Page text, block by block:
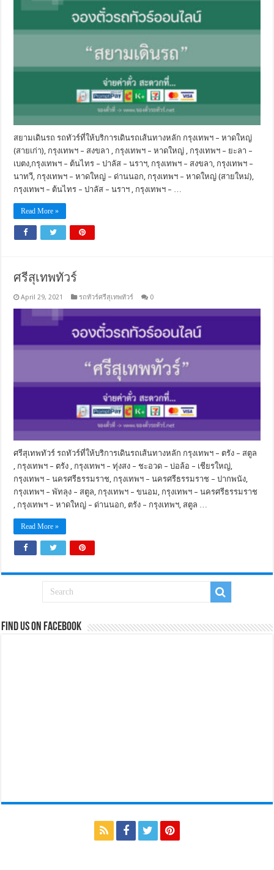
สยามเดินรถ รถทัวร์ที่ให้บริการเดินรถเส้นทางหลัก กรุงเทพฯ – หาดใหญ่
(สายเก่า), กรุงเทพฯ – สงขลา , กรุงเทพฯ – หาดใหญ่ , กรุงเทพฯ – ยะลา –
เบตง,กรุงเทพฯ – ต้นไทร – ปาลัส – นราฯ, กรุงเทพฯ – สงขลา, กรุงเทพฯ –
นาทวี, กรุงเทพฯ – หาดใหญ่ – ด่านนอก, กรุงเทพฯ – หาดใหญ่ (สายใหม่),
กรุงเทพฯ – ต้นไทร – ปาลัส – นราฯ , กรุงเทพฯ – …
Read More »
ศรีสุเทพทัวร์
April 29, 2021 รถทัวร์ศรีสุเทพทัวร์ 0
ศรีสุเทพทัวร์ รถทัวร์ที่ให้บริการเดินรถเส้นทางหลัก กรุงเทพฯ – ตรัง – สตูล
, กรุงเทพฯ – ตรัง , กรุงเทพฯ – ทุ่งสง – ชะอวด – บ่อล้อ – เชียรใหญ่,
กรุงเทพฯ – นครศรีธรรมราช, กรุงเทพฯ – นครศรีธรรมราช – ปากพนัง,
กรุงเทพฯ – พัทลุง – สตูล, กรุงเทพฯ – ขนอม, กรุงเทพฯ – นครศรีธรรมราช
, กรุงเทพฯ – หาดใหญ่ – ด่านนอก, ตรัง – กรุงเทพฯ, สตูล …
Read More »
Find us on Facebook